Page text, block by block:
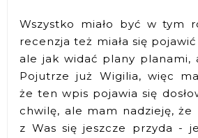
Wszystko miało być w tym
recenzja też miała się
ale jak widać plany planami,
Pojutrze już Wigilia, więc
że ten wpis pojawia się
chwilę, ale mam nadzieję,
z Was się jeszcze przyda -